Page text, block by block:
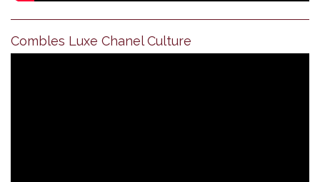
Combles Luxe Chanel Culture